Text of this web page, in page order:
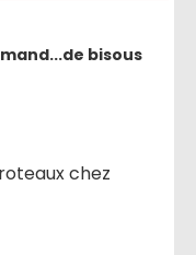
bisous
chez